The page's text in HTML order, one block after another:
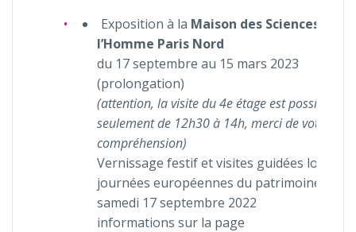
Exposition à la Maison des Sciences de
l’Homme Paris Nord
du 17 septembre au 15 mars 2023
(prolongation)
(attention, la visite du 4e étage est possible
seulement de 12h30 à 14h, merci de votre
compréhension)
Vernissage festif et visites guidées lors des
journées européennes du patrimoine, le
samedi 17 septembre 2022
informations sur la page